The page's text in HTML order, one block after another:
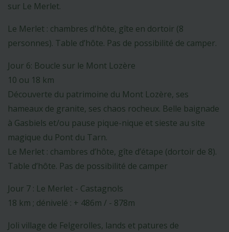
sur Le Merlet.
Le Merlet : chambres d'hôte, gîte en dortoir (8
personnes). Table d’hôte. Pas de possibilité de camper.
Jour 6: Boucle sur le Mont Lozère
10 ou 18 km
Découverte du patrimoine du Mont Lozère, ses
hameaux de granite, ses chaos rocheux. Belle baignade
à Gasbiels et/ou pause pique-nique et sieste au site
magique du Pont du Tarn.
Le Merlet : chambres d’hôte, gîte d’étape (dortoir de 8).
Table d’hôte. Pas de possibilité de camper
Jour 7 : Le Merlet - Castagnols
18 km ; dénivelé : + 486m / - 878m
Joli village de Felgerolles, lands et patures de